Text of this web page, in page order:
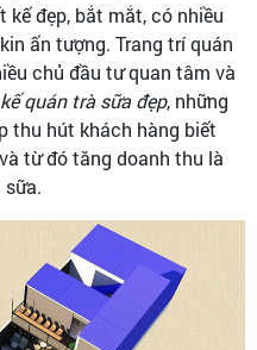
đẹp, bắt mắt, có nhiều
ấn tượng. Trang trí quán
chủ đầu tư quan tâm và
quán trà sữa đẹp, những
thu hút khách hàng biết
từ đó tăng doanh thu là